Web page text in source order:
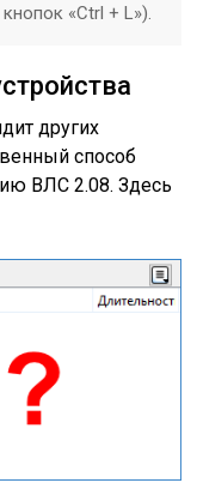
«Ctrl + L»).
других
способ
ВЛС 2.08. Здесь